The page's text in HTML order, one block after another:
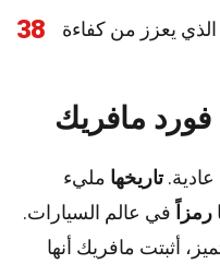
38
يعزز من كفاءة
فورد مافريك
تاريخها مليء
رمزاً
في عالم السيارات.
أثبتت مافريك أنها